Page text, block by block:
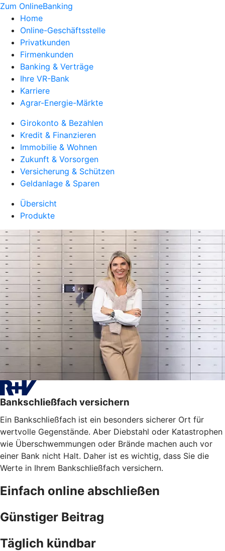
Zum OnlineBanking
Home
Online-Geschäftsstelle
Privatkunden
Firmenkunden
Banking & Verträge
Ihre VR-Bank
Karriere
Agrar-Energie-Märkte
Girokonto & Bezahlen
Kredit & Finanzieren
Immobilie & Wohnen
Zukunft & Vorsorgen
Versicherung & Schützen
Geldanlage & Sparen
Übersicht
Produkte
Bankschließfach versichern
Ein Bankschließfach ist ein besonders sicherer Ort für
wertvolle Gegenstände. Aber Diebstahl oder Katastrophen
wie Überschwemmungen oder Brände machen auch vor
einer Bank nicht Halt. Daher ist es wichtig, dass Sie die
Werte in Ihrem Bankschließfach versichern.
Einfach online abschließen
Günstiger Beitrag
Täglich kündbar